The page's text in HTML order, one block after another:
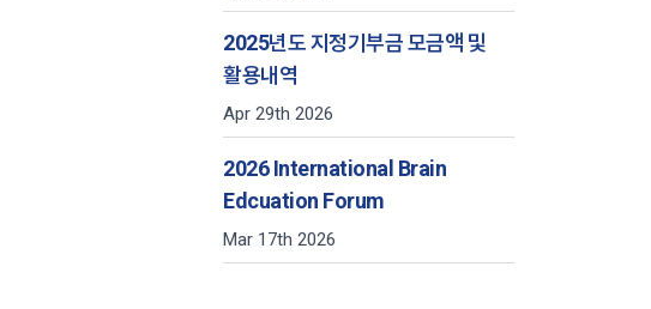
2025년도 지정기부금 모금액 및
활용내역
Apr 29th 2026
2026 International Brain
Edcuation Forum
Mar 17th 2026